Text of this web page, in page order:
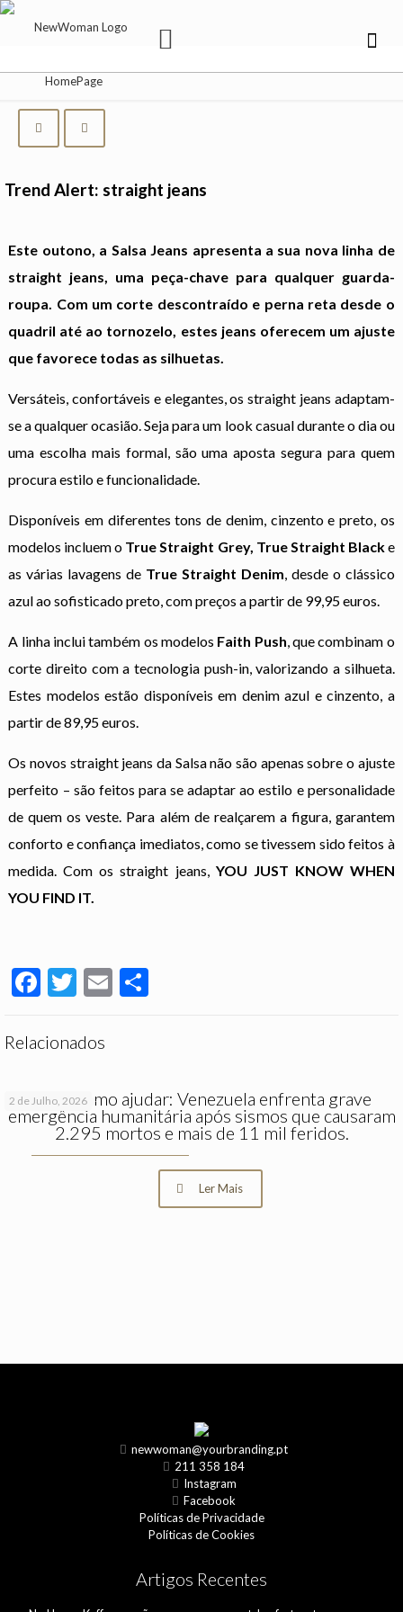
Trend Alert: straight jeans
Este outono, a Salsa Jeans apresenta a sua nova linha de
straight jeans, uma peça-chave para qualquer guarda-
roupa. Com um corte descontraído e perna reta desde o
quadril até ao tornozelo, estes jeans oferecem um ajuste
que favorece todas as silhuetas.
Versáteis, confortáveis e elegantes, os straight jeans adaptam-
se a qualquer ocasião. Seja para um look casual durante o dia ou
uma escolha mais formal, são uma aposta segura para quem
procura estilo e funcionalidade.
Disponíveis em diferentes tons de denim, cinzento e preto, os
modelos incluem o True Straight Grey, True Straight Blacke
as várias lavagens de True Straight Denim, desde o clássico
azul ao sofisticado preto, com preços a partir de 99,95 euros.
A linha inclui também os modelos Faith Push, que combinam o
corte direito com a tecnologia push-in, valorizando a silhueta.
Estes modelos estão disponíveis em denim azul e cinzento, a
partir de 89,95 euros.
Os novos straight jeans da Salsa não são apenas sobre o ajuste
perfeito – são feitos para se adaptar ao estilo e personalidade
de quem os veste. Para além de realçarem a figura, garantem
conforto e confiança imediatos, como se tivessem sido feitos à
medida.Com os straight jeans, YOU JUST KNOW WHEN
YOU FIND IT.
Facebook
Twitter
Email
Relacionados
2 de Julho, 2026
Saiba como ajudar: Venezuela enfrenta grave
emergência humanitária após sismos que causaram
2.295 mortos e mais de 11 mil feridos.
Ler Mais
newwoman@yourbranding.pt
211 358 184
Instagram
Facebook
Políticas de Privacidade
Políticas de Cookies
Artigos Recentes